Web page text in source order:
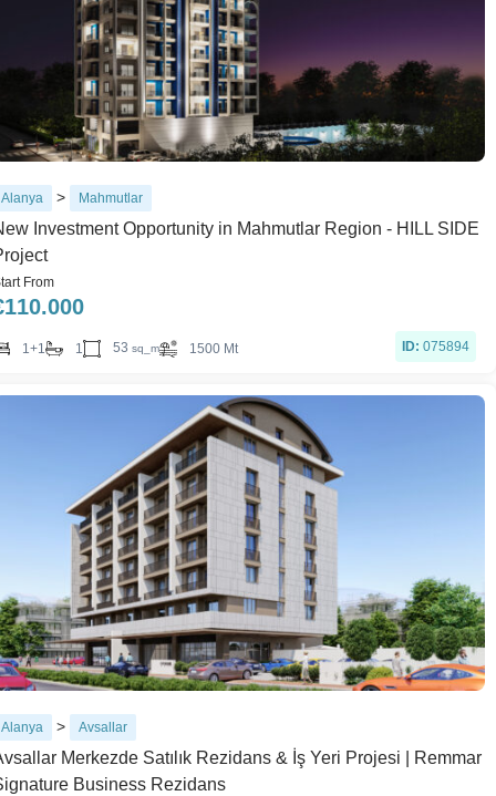
Alanya > Mahmutlar
Investment Opportunity in Mahmutlar Region - HILL SIDE
From
110.000
1+1 1 53 sq_m 1500 Mt ID: 075894
Alanya > Avsallar
Merkezde Satılık Rezidans & İş Yeri Projesi | Remmar
Business Rezidans